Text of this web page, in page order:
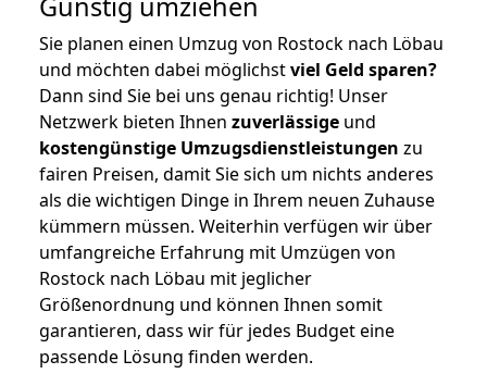
Sie planen einen Umzug von Rostock nach Löbau
und möchten dabei möglichstviel Geld sparen?
Dann sind Sie bei uns genau richtig! Unser
Netzwerk bieten Ihnen zuverlässige und
kostengünstige Umzugsdienstleistungen zu
fairen Preisen, damit Sie sich um nichts anderes
als die wichtigen Dinge in Ihrem neuen Zuhause
kümmern müssen. Weiterhin verfügen wir über
umfangreiche Erfahrung mit Umzügen von
Rostock nach Löbau mit jeglicher
Größenordnung und können Ihnen somit
garantieren, dass wir für jedes Budget eine
passende Lösung finden werden.